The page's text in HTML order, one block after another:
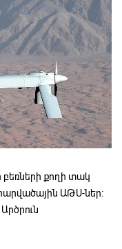
բեռների քողի տակ
ԱԹՍ-ներ։